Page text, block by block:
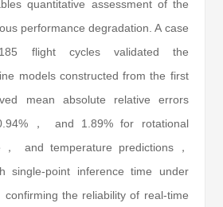
quantitative assessment of the
performance degradation. A case
flight cycles validated the
models constructed from the first
mean absolute relative errors
， and 1.89% for rotational
and temperature predictions，
single-point inference time under
confirming the reliability of real-time